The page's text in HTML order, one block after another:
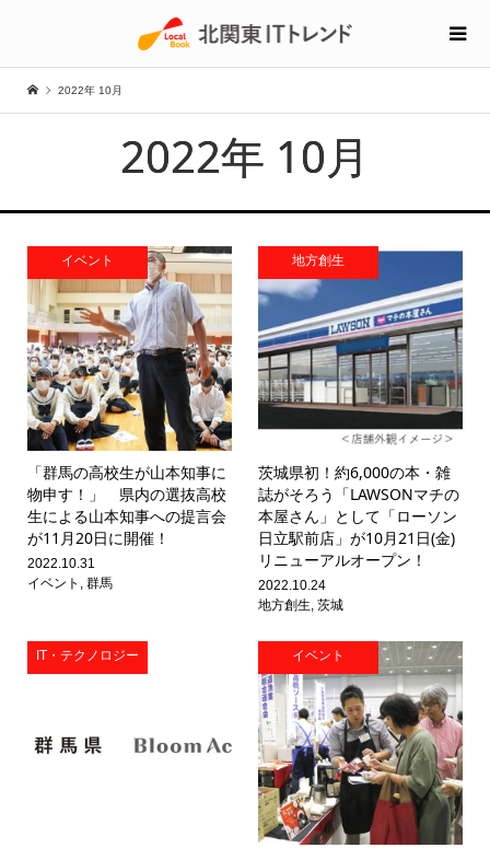
2022年 10月
2022年 10月
イベント
「群馬の高校生が山本知事に
物申す！」 県内の選抜高校
生による山本知事への提言会
が11月20日に開催！
2022.10.31
イベント
群馬
地方創生
茨城県初！約6,000の本・雑
誌がそろう「LAWSONマチの
本屋さん」として「ローソン
日立駅前店」が10月21日(金)
リニューアルオープン！
2022.10.24
地方創生 ,茨城
IT・テクノロジー イベント